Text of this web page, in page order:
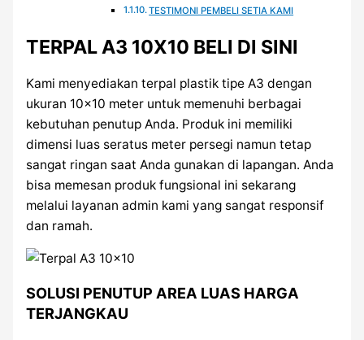
TESTIMONI PEMBELI SETIA KAMI
TERPAL A3 10X10 BELI DI SINI
Kami menyediakan terpal plastik tipe A3 dengan
ukuran 10×10 meter untuk memenuhi berbagai
kebutuhan penutup Anda. Produk ini memiliki
dimensi luas seratus meter persegi namun tetap
sangat ringan saat Anda gunakan di lapangan. Anda
bisa memesan produk fungsional ini sekarang
melalui layanan admin kami yang sangat responsif
dan ramah.
SOLUSI PENUTUP AREA LUAS HARGA
TERJANGKAU